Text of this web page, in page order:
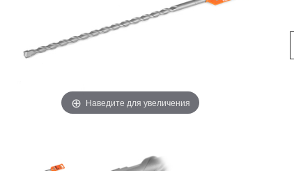
Наведите для увеличения